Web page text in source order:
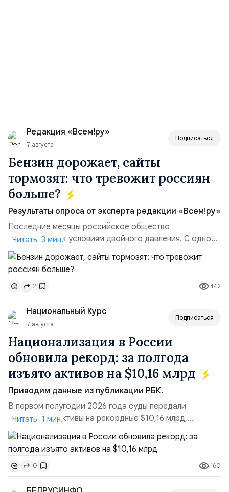
Редакция «Всем!ру»
7 августа
Подписаться
Бензин дорожает, сайты
тормозят: что тревожит россиян
больше?
Результаты опроса от эксперта редакции «Всем!ру»
Последние месяцы российское общество
адаптируется к условиям двойного давления. С одной
стороны, происходит рост цен на товары первой
необходимости, инфляция и локальные сбои в
поставках бензина. А с другой – технологическая
турбулентность: перебои в работе интернета,
блокировки сайтов, необходимость осваивать VPN и
российские платформы.Что из этого бье...
Читать 3 мин.
2 442
Национальный Курс
7 августа
Подписаться
Национализация в России
обновила рекорд: за полгода
изъято активов на $10,16 млрд
Приводим данные из публикации РБК.
В первом полугодии 2026 года суды передали
государству активы на рекордные $10,16 млрд,
подсчитали аналитики AK&M. Это в 2,5 раза больше,
чем за аналогичный период 2025 года ($3,95 млрд).
Всего зафиксировано 15 национализационных
транзакций, которые обеспечили 42,2% денежного
объёма всего российского рынка слияний и
Читать 1 мин.
0 160